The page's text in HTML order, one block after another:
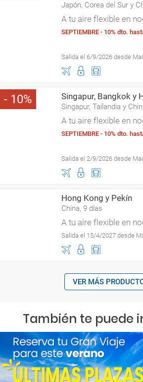
Japón, Corea del Sur y
A tu aire flexible en
SEPTIEMBRE - 10% dto.
Salida el 6/9/2026 desde
10 Singapur, Bangkok y
Singapur, Tailandia y
A tu aire flexible en
SEPTIEMBRE - 10% dto.
Salida el 2/9/2026 desde
Hong Kong y Pekín
China, 9 días
A tu aire flexible en
Salida el 15/4/2027 desde
VER MÁS
También te puede